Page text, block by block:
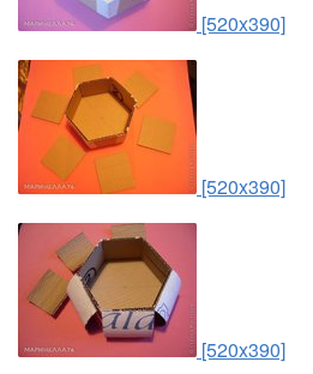
[520x390]
[520x390]
[520x390]